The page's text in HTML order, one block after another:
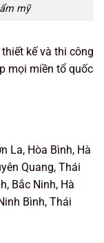
mỹ
kế và thi công
mọi miền tổ quốc
La, Hòa Bình, Hà
Quang, Thái
Bắc Ninh, Hà
Bình, Thái